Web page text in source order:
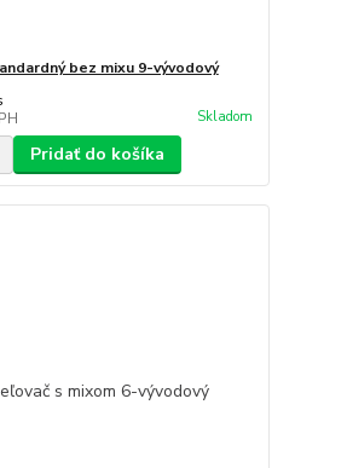
bez mixu 9-vývodový
Skladom
Pridať do košíka